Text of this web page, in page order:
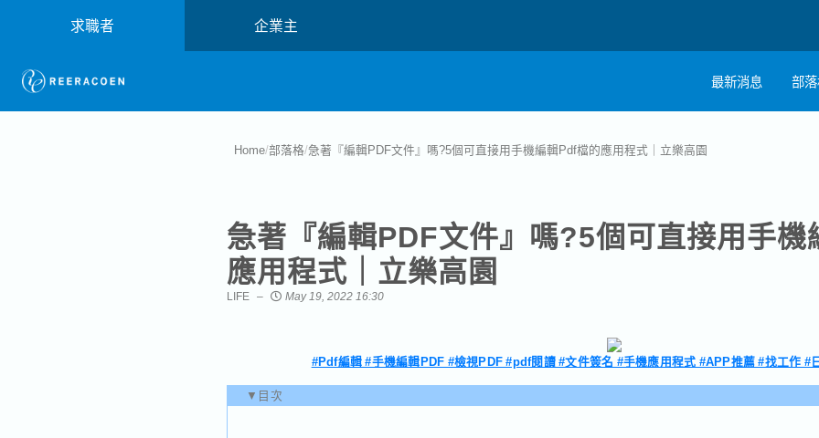
求職者 企業主
最新消息 部
Home/部落格/急著『編輯PDF文件』嗎?5個可直接用手機編輯Pdf檔的應用程式｜立樂高園
急著『編輯PDF文件』嗎?5個可直接用手
應用程式｜立樂高園
LIFE May 19, 2022 16:30
#Pdf編輯 #手機編輯PDF #檢視PDF #pdf閱讀 #文件簽名 #手機應用程式 #APP推薦 #找工作 #
▼目次